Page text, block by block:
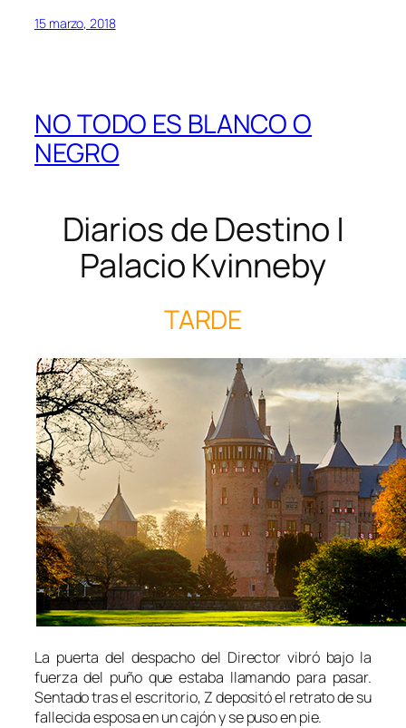
15 marzo, 2018
NO TODO ES BLANCO O
NEGRO
Diarios de Destino |
Palacio Kvinneby
TARDE
La puerta del despacho del Director vibró bajo la
fuerza del puño que estaba llamando para pasar.
Sentado tras el escritorio, Z depositó el retrato de su
fallecida esposa en un cajón y se puso en pie.